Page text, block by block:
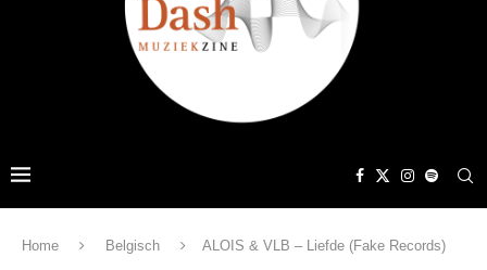
Home Belgisch ALOIS & VLB – Liefde (Fake Records)